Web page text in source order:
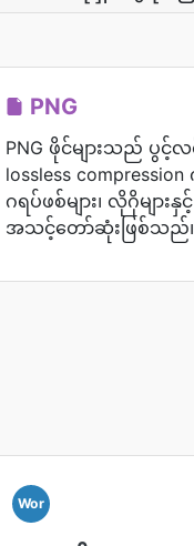
PNG
PNG ဖိုင်များသည် ပွင့်လ
lossless
ဂရပ်ဖစ်များ၊ လိုဂိုမျာ
အသင့်တော်ဆုံးဖြစ်သည်
Wor